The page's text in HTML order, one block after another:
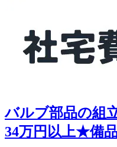
バルブ部品の組
34万円以上★備